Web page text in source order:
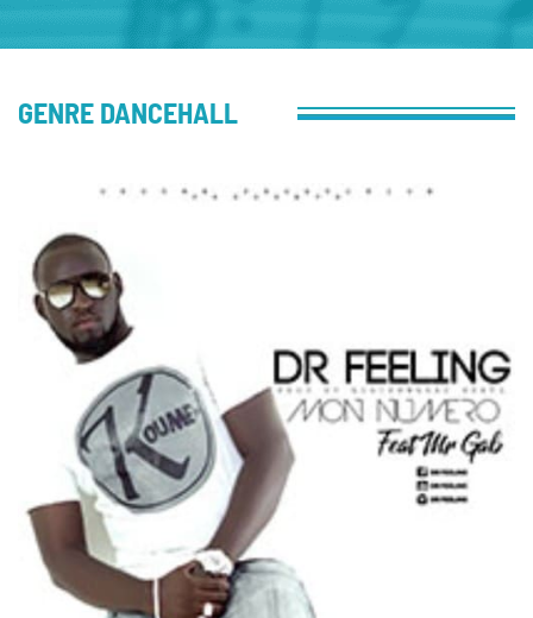
GENRE DANCEHALL